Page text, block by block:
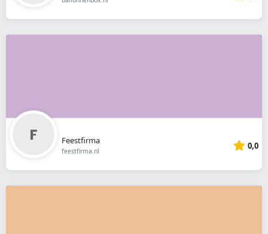
Feestfirma
feestfirma.nl 0,0